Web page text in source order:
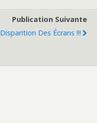
Publication Suivante
Disparition Des Écrans !!!